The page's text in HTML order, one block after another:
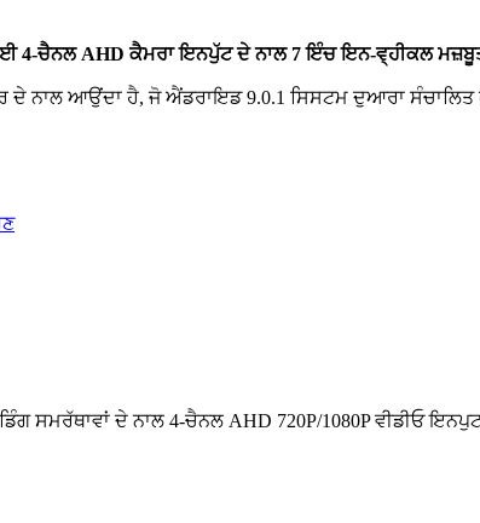
ਲਈ 4-ਚੈਨਲ AHD ਕੈਮਰਾ ਇਨਪੁੱਟ ਦੇ ਨਾਲ 7 ਇੰਚ ਇਨ-ਵ੍ਹੀਕਲ
ਨਾਲ ਆਉਂਦਾ ਹੈ, ਜੋ ਐਂਡਰਾਇਡ 9.0.1 ਸਿਸਟਮ ਦੁਆਰਾ
ਸਮਰੱਥਾਵਾਂ ਦੇ ਨਾਲ 4-ਚੈਨਲ AHD 720P/1080P ਵੀਡੀਓ